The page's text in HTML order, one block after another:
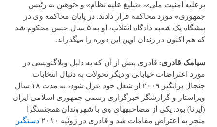
برعلیه امنیت ملی»، «تبلیغ علیه نظام» و «توهین به رئیس
جمهوری» مورد محاکمه قرار دادند. در پایان محاکمه وی در
پیشگاه یک شعبه دادگاه انقلاب، او به ۵ سال حبس محکوم شد
که هم اکنون در زندان اوین این دوره را می­گذراند.
سیامک قادری: قادری پیش از آن که به دلیل وبلاگنویسی در
مورد اعتراضات خیابانی و دیگر تحولات به دنبال انتخابات
جنجال برانگیز ۲۰۰۹ از شغل خود عزل شود، به مدت ۱۸ سال
ویراستار و گزارشگر خبرگزاری رسمی جمهوری اسلامی ایران
(ایرنا) بود. یکی از مصاحبه‏های وی با شهروندان همجنسگرا
منجر به اعتراض مقامات شد و قادری در ژوئیه ۲۰۱۰
دستگیر